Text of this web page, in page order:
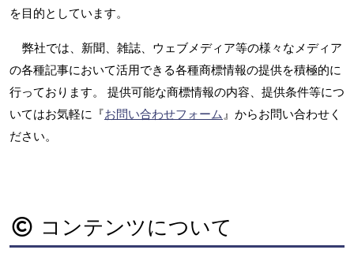
を目的としています。
弊社では、新聞、雑誌、ウェブメディア等の様々なメディア
の各種記事において活用できる各種商標情報の提供を積極的に
行っております。 提供可能な商標情報の内容、提供条件等につ
いてはお気軽に『お問い合わせフォーム』からお問い合わせく
ださい。
コンテンツについて